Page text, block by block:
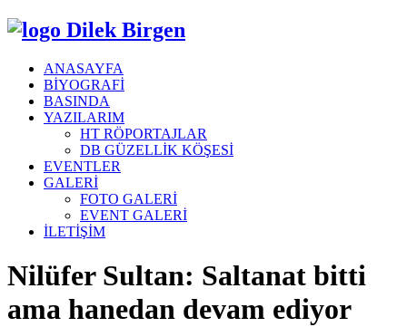
Dilek Birgen
ANASAYFA
BİYOGRAFİ
BASINDA
YAZILARIM
HT RÖPORTAJLAR
DB GÜZELLİK KÖŞESİ
EVENTLER
GALERİ
FOTO GALERİ
EVENT GALERİ
İLETİŞİM
Nilüfer Sultan: Saltanat bitti
ama hanedan devam ediyor